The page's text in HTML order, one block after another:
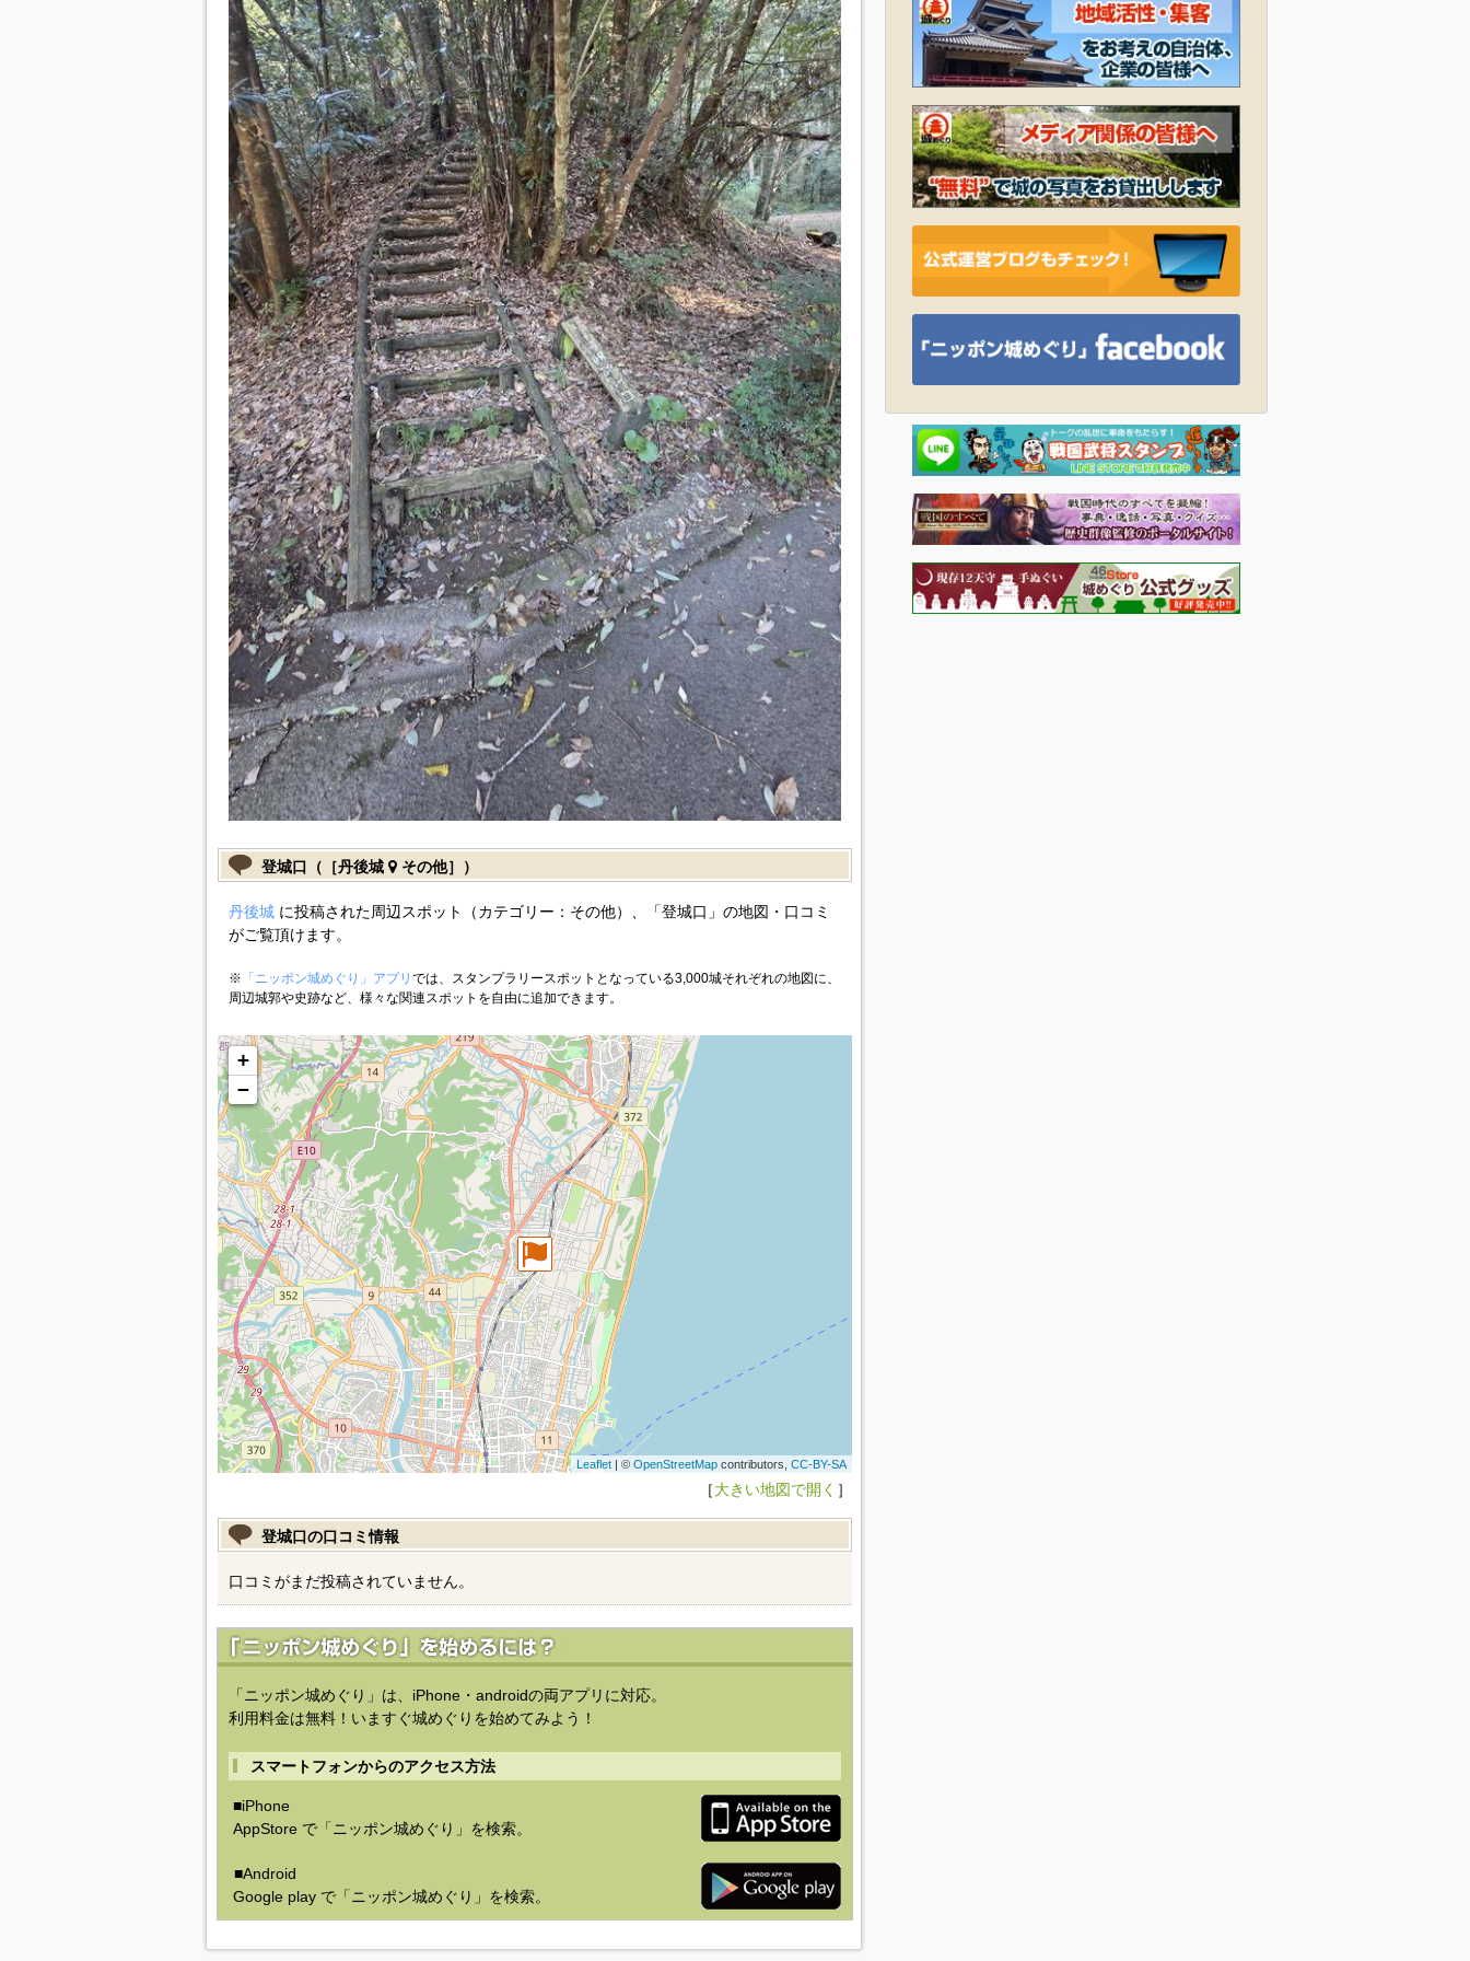
登城口（［丹後城 その他］）
丹後城に投稿された周辺スポット（カテゴリー：その他）、「登城口」の地図・口コミ
がご覧頂けます。
※ 「ニッポン城めぐり」アプリ では、スタンプラリースポットとなっている3,000城それぞれの地図に、
周辺城郭や史跡など、様々な関連スポットを自由に追加できます。
+
−
Leaflet| © OpenStreetMapcontributors, CC-BY-SA
［大きい地図で開く ］
登城口の口コミ情報
口コミがまだ投稿されていません。
「ニッポン城めぐり」は、iPhone・androidの両アプリに対応。
利用料金は無料！いますぐ城めぐりを始めてみよう！
スマートフォンからのアクセス方法
■iPhone
AppStore で「ニッポン城めぐり」を検索。
■Android
Google play で「ニッポン城めぐり」を検索。